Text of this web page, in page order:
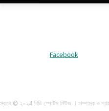
Facebook
স্বত্ব © ২০২4 বিডি স্পোর্টস নিউজ । সম্পাদক ও